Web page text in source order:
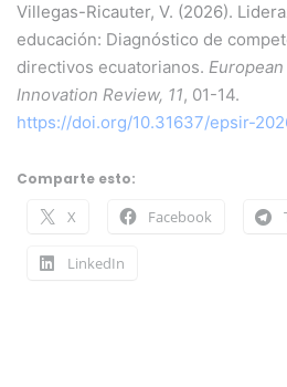
Villegas-Ricauter, V. (2026).
educación: Diagnóstico de
directivos ecuatorianos.
Innovation Review, 11, 01-14.
https://doi.org/10.31637/epsir-
Comparte esto:
X Facebook
LinkedIn